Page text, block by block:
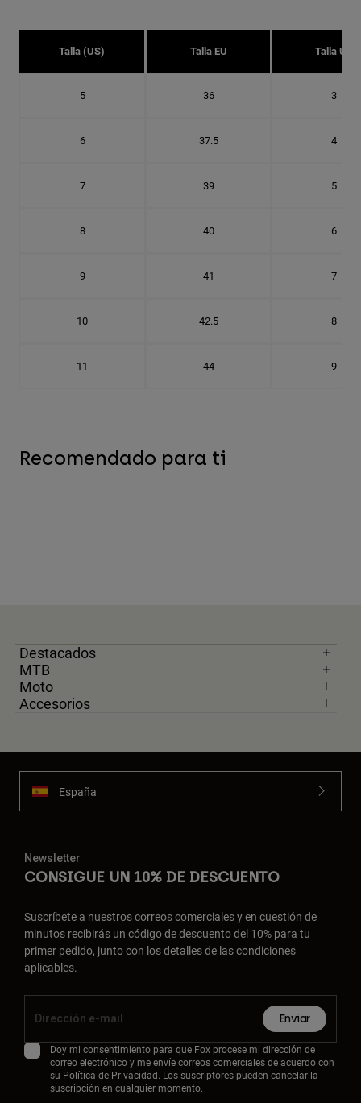
Talla (US) Talla EU Talla UK
5 36 3
6 37.5 4
7 39 5
8 40 6
9 41 7
10 42.5 8
11 44 9
Recomendado para ti
Destacados
MTB
Moto
Accesorios
España
Newsletter
CONSIGUE UN 10% DE DESCUENTO
Suscríbete a nuestros correos comerciales y en cuestión de
minutos recibirás un código de descuento del 10% para tu
primer pedido, junto con los detalles de las condiciones
aplicables.
Enviar
Doy mi consentimiento para que Fox procese mi dirección de
correo electrónico y me envíe correos comerciales de acuerdo con
su Política de Privacidad. Los suscriptores pueden cancelar la
suscripción en cualquier momento.